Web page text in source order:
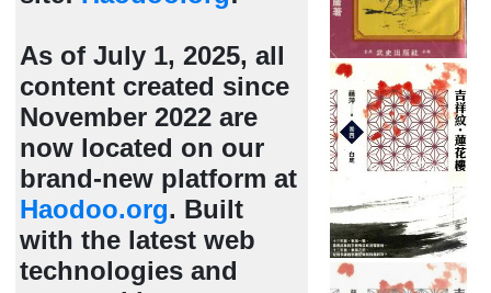
As of July 1, 2025, all
content created since
November 2022 are
now located on our
brand-new platform at
Haodoo.org. Built
with the latest web
technologies and